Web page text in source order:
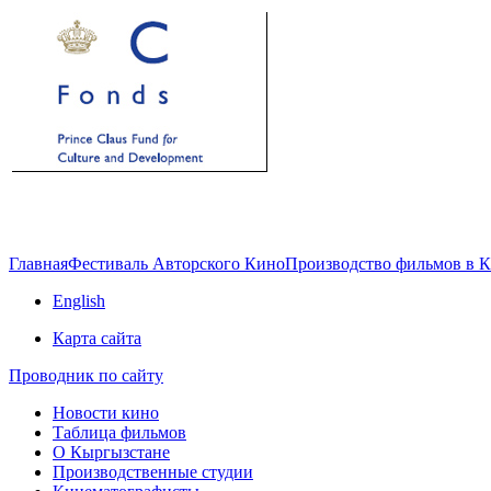
ГлавнаяФестиваль Авторского КиноПроизводство фильмов в
English
Карта сайта
Проводник по сайту
Новости кино
Таблица фильмов
О Кыргызстане
Производственные студии